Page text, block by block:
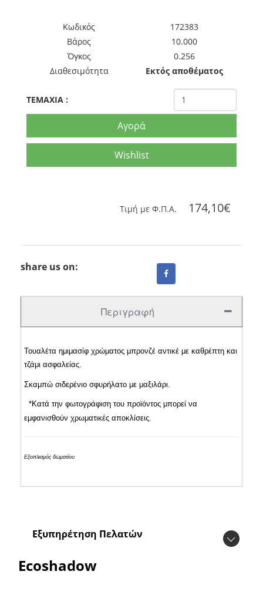
Kωδικός
172383
Βάρος
10.000
Όγκος
0.256
Διαθεσιμότητα
Εκτός αποθέματος
TEMAXIA :
Αγορά
Wishlist
Tιμή με Φ.Π.Α. 174,10€
share us on:
Περιγραφή
Τουαλέτα ημιμασίφ χρώματος μπρονζέ αντικέ με καθρέπτη και
τζάμι ασφαλείας.
Σκαμπώ σιδερένιο σφυρήλατο με μαξιλάρι.
*Κατά την φωτογράφιση του προϊόντος μπορεί να
εμφανισθούν χρωματικές αποκλίσεις.
Εξοπλισμός δωματίου
Εξυπηρέτηση Πελατών
Ecoshadow